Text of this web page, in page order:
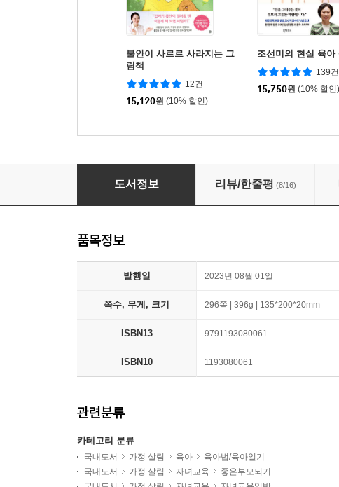
불안이 사르르 사라지는 그
림책
12건
15,120원 (10% 할인)
조선미의 현실 육아
139건
15,750원 (10% 할인)
불안이 많은 아이
도서정보 리뷰/한줄평 (8/16)
품목정보
발행일 2023년 08월 01일
쪽수, 무게, 크기 296쪽 | 396g | 135*200*20mm
ISBN13 9791193080061
ISBN10 1193080061
관련분류
카테고리 분류
국내도서 가정 살림 육아
육아법/육아일기
국내도서
가정 살림 자녀교육
좋은부모되기